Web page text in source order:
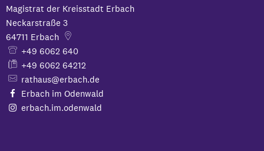
Magistrat der Kreisstadt Erbach
Neckarstraße 3
64711 Erbach
+49 6062 640
+49 6062 64212
rathaus@erbach.de
Erbach im Odenwald
erbach.im.odenwald